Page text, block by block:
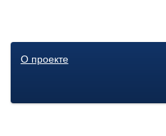
О проекте